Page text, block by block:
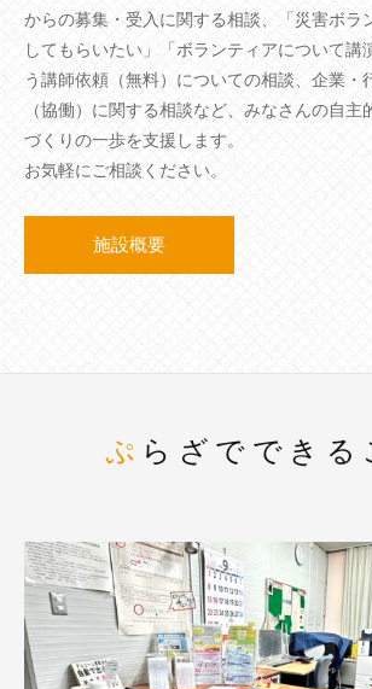
からの募集・受入に関する相談、「災害ボラ
してもらいたい」「ボランティアについて講
う講師依頼（無料）についての相談、企業・
（協働）に関する相談など、みなさんの自主
づくりの一歩を支援します。
お気軽にご相談ください。
施設概要
ぷらざでできる